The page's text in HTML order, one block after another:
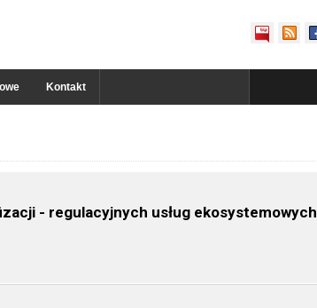
Kontakt
- regulacyjnych usług ekosystemowych